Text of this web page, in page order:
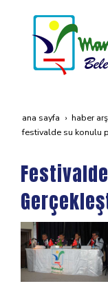
ana sayfa haber
festivalde su konulu